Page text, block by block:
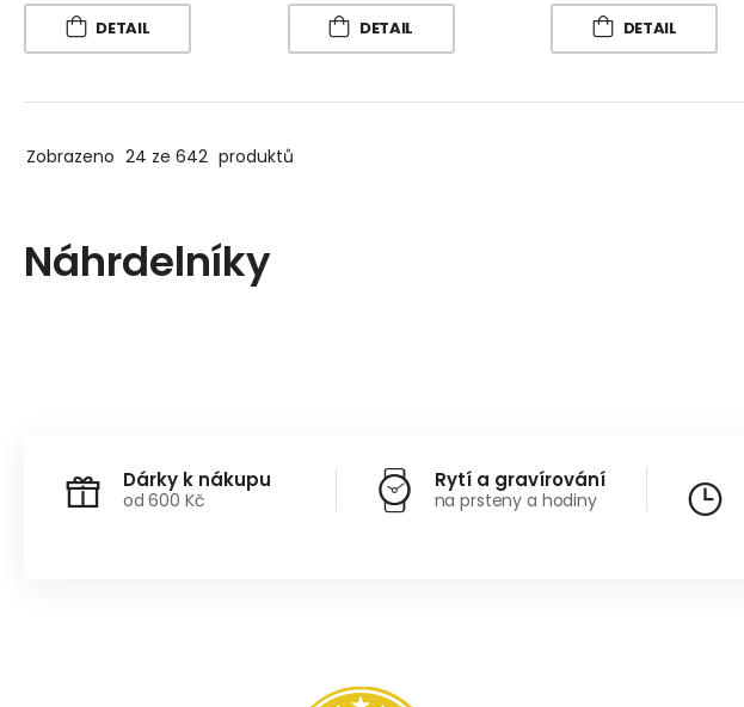
DETAIL DETAIL DETAIL
Zobrazeno 24 ze 642 produktů
Náhrdelníky
Dárky k nákupu
od 600 Kč
Rytí a gravírování
na prsteny a hodiny